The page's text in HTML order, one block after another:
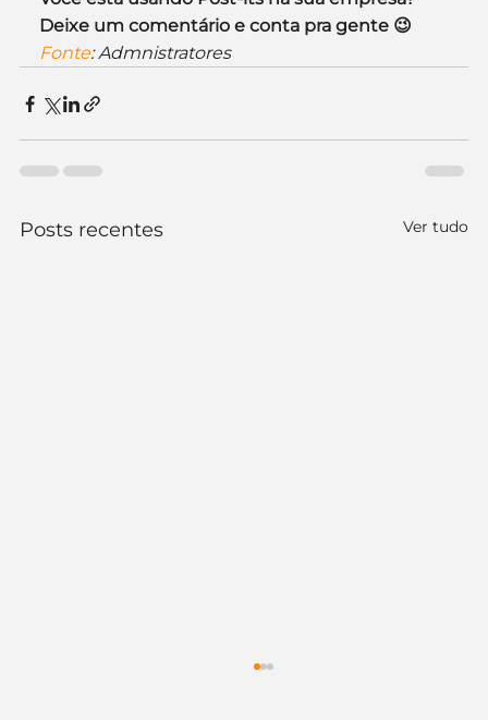
Deixe um comentário e conta pra gente 😉
Fonte: Admnistratores
Posts recentes Ver tudo